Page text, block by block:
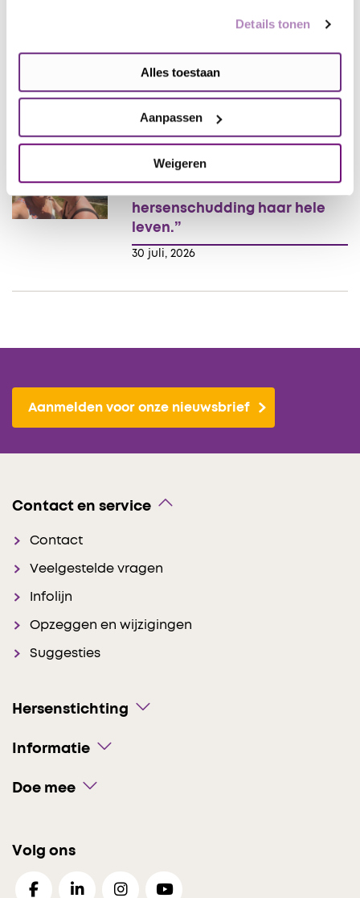
Details tonen
Alles toestaan
Aanpassen
Weigeren
begint ook met goede slaap
30 juli, 2026
“Je ziet niets aan Guusje. Toch
hersenschudding haar hele
leven.”
Aanmelden voor onze nieuwsbrief
Contact en service
Contact
Veelgestelde vragen
Infolijn
Opzeggen en wijzigingen
Suggesties
Hersenstichting
Informatie
Doe mee
Volg ons